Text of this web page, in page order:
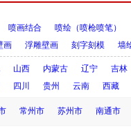
喷画结合
喷绘（喷枪喷笔）
画 浮雕壁画 刻字刻模 墙
山西 内蒙古 辽宁
吉林
四川 贵州 云南 西藏
常州市 苏州市 南通市